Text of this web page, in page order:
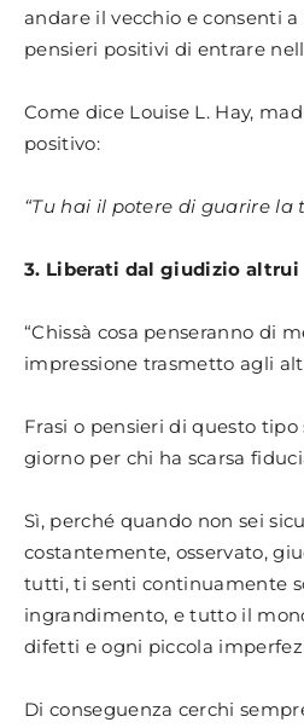
andare il vecchio e consenti
pensieri positivi di entrare
Come dice Louise L. Hay,
positivo:
“Tu hai il potere di guarire la
3. Liberati dal giudizio altrui
“Chissà cosa penseranno di
impressione trasmetto agli
Frasi o pensieri di questo tipo
giorno per chi ha scarsa
Sì, perché quando non sei
costantemente, osservato,
tutti, ti senti continuamente
ingrandimento, e tutto il
difetti e ogni piccola
Di conseguenza cerchi